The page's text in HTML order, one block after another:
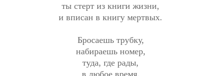
ты стерт из книги жизни,
и вписан в книгу мертвых.
Бросаешь трубку,
набираешь номер,
туда, где рады,
в любое время,